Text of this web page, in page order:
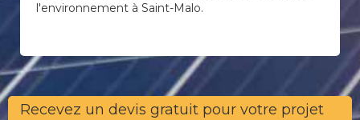
l'environnement à Saint-Malo.
Recevez un devis gratuit pour votre projet